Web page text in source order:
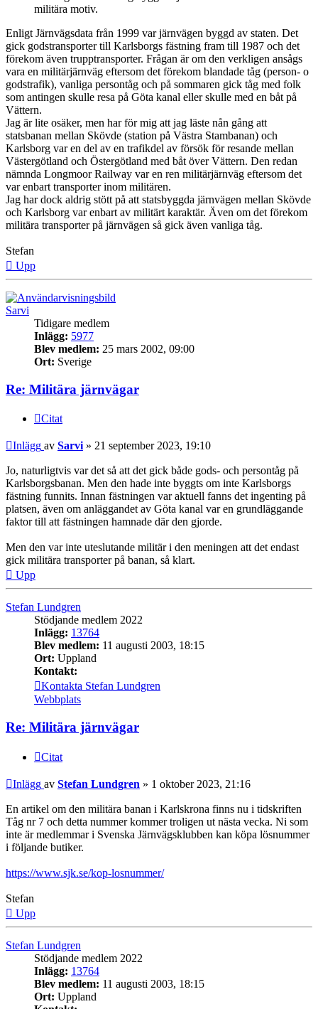
militära motiv.
Enligt Järnvägsdata från 1999 var järnvägen byggd av staten. Det
gick godstransporter till Karlsborgs fästning fram till 1987 och det
förekom även trupptransporter. Frågan är om den verkligen ansågs
vara en militärjärnväg eftersom det förekom blandade tåg (person- o
godstrafik), vanliga persontåg och på sommaren gick tåg med folk
som antingen skulle resa på Göta kanal eller skulle med en båt på
Vättern.
Jag är lite osäker, men har för mig att jag läste nån gång att
statsbanan mellan Skövde (station på Västra Stambanan) och
Karlsborg var en del av en trafikdel av försök för resande mellan
Västergötland och Östergötland med båt över Vättern. Den redan
nämnda Longmoor Railway var en ren militärjärnväg eftersom det
var enbart transporter inom militären.
Jag har dock aldrig stött på att statsbyggda järnvägen mellan Skövde
och Karlsborg var enbart av militärt karaktär. Även om det förekom
militära transporter på järnvägen så gick även vanliga tåg.
Stefan
Upp
Sarvi
Tidigare medlem
Inlägg: 5977
Blev medlem: 25 mars 2002, 09:00
Ort: Sverige
Re: Militära järnvägar
Citat
Inlägg av Sarvi » 21 september 2023, 19:10
Jo, naturligtvis var det så att det gick både gods- och persontåg på
Karlsborgsbanan. Men den hade inte byggts om inte Karlsborgs
fästning funnits. Innan fästningen var aktuell fanns det ingenting på
platsen, även om anläggandet av Göta kanal var en grundläggande
faktor till att fästningen hamnade där den gjorde.
Men den var inte uteslutande militär i den meningen att det endast
gick militära transporter på banan, så klart.
Upp
Stefan Lundgren
Stödjande medlem 2022
Inlägg: 13764
Blev medlem: 11 augusti 2003, 18:15
Ort: Uppland
Kontakt:
Kontakta Stefan Lundgren
Webbplats
Re: Militära järnvägar
Citat
Inlägg av Stefan Lundgren » 1 oktober 2023, 21:16
En artikel om den militära banan i Karlskrona finns nu i tidskriften
Tåg nr 7 och detta nummer kommer troligen ut nästa vecka. Ni som
inte är medlemmar i Svenska Järnvägsklubben kan köpa lösnummer
i följande butiker.
https://www.sjk.se/kop-losnummer/
Stefan
Upp
Stefan Lundgren
Stödjande medlem 2022
Inlägg: 13764
Blev medlem: 11 augusti 2003, 18:15
Ort: Uppland